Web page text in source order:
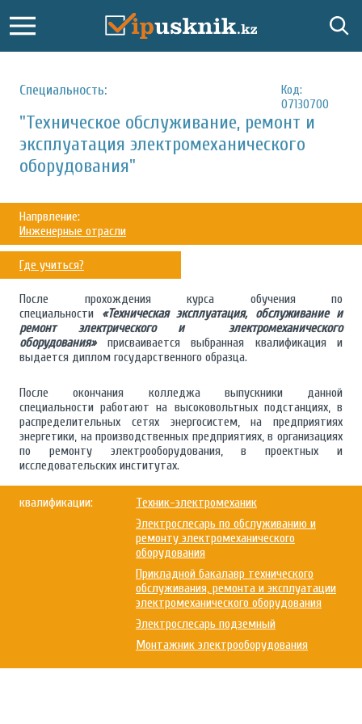
Специальность:
Код:
07130700
"Техническое обслуживание, ремонт и
эксплуатация электромеханического
оборудования"
Напрвление:
Инженерные отрасли
Где учиться?
После прохождения курса обучения по
специальности «Техническая эксплуатация, обслуживание и
ремонт электрического и электромеханического
оборудования»присваивается выбранная квалификация и
выдается диплом государственного образца.
После окончания колледжа выпускники данной
специальности работают на высоковольтных подстанциях, в
распределительных сетях энергосистем, на предприятиях
энергетики, на производственных предприятиях, в организациях
по ремонту электрооборудования, в проектных и
исследовательских институтах.
квалификации:
Техник-электромеханик
Электрослесарь по обслуживанию и
ремонту электромеханического
оборудования
Прикладной бакалавр технического
обслуживания, ремонта и эксплуатации
электромеханического оборудования
Электрослесарь подземный
Монтажник электрооборудования